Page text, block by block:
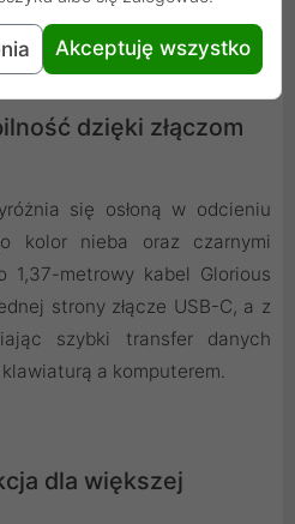
dzięki złączom
się osłoną w odcieniu
kolor nieba oraz czarnymi
1,37-metrowy kabel Glorious
strony złącze USB-C, a z
szybki transfer danych
a komputerem.
dla większej
Akceptuję wszystko